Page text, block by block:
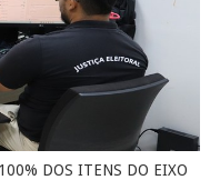
DOS ITENS DO EIXO